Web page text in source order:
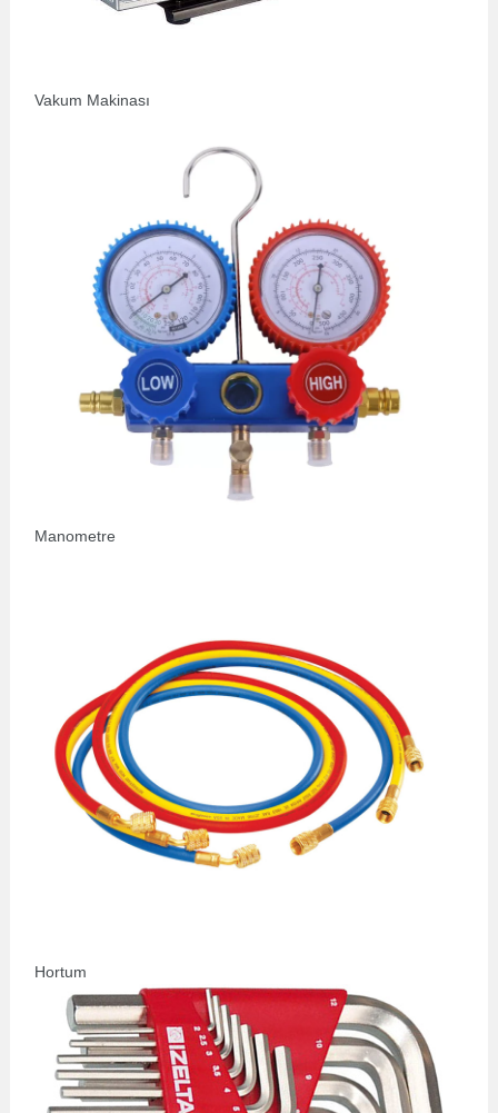
Vakum Makinası
Manometre
Hortum